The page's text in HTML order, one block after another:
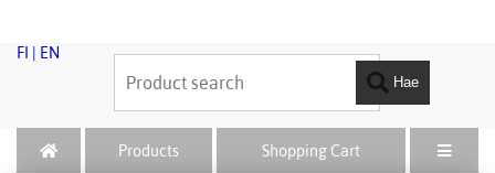
FI EN
Hae
Products Shopping Cart